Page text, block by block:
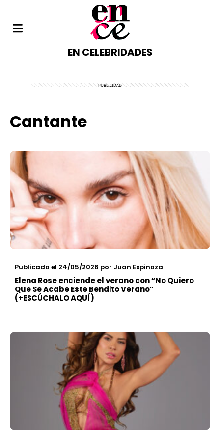
EN CELEBRIDADES
Cantante
Publicado el 24/05/2026 por Juan Espinoza
Elena Rose enciende el verano con “No Quiero
Que Se Acabe Este Bendito Verano”
(+ESCÚCHALO AQUÍ)